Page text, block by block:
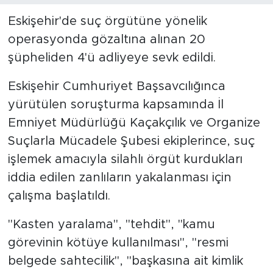
Eskişehir'de suç örgütüne yönelik
operasyonda gözaltına alınan 20
şüpheliden 4'ü adliyeye sevk edildi.
Eskişehir Cumhuriyet Başsavcılığınca
yürütülen soruşturma kapsamında İl
Emniyet Müdürlüğü Kaçakçılık ve Organize
Suçlarla Mücadele Şubesi ekiplerince, suç
işlemek amacıyla silahlı örgüt kurdukları
iddia edilen zanlıların yakalanması için
çalışma başlatıldı.
"Kasten yaralama", "tehdit", "kamu
görevinin kötüye kullanılması", "resmi
belgede sahtecilik", "başkasına ait kimlik